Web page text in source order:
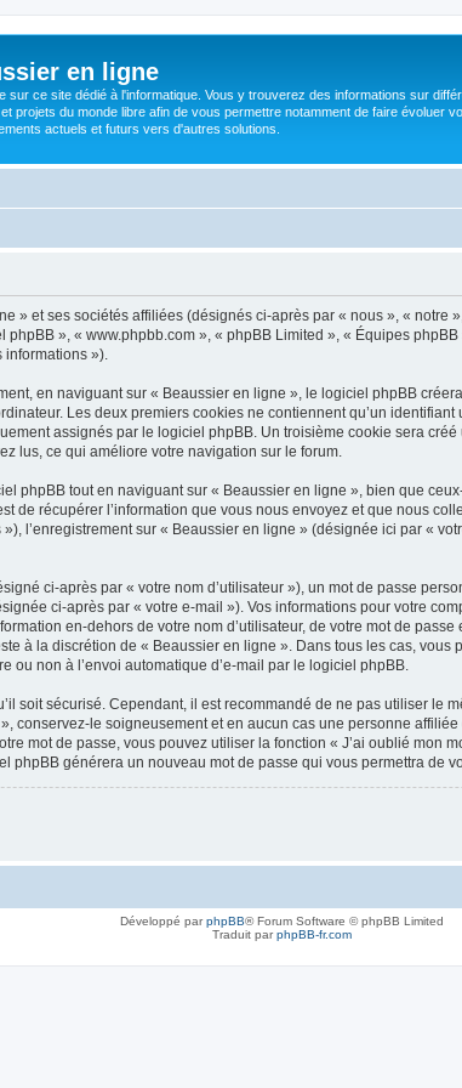
en ligne
sur ce site dédié à l'informatique. Vous y trouverez des informations sur
projets du monde libre afin de vous permettre notamment de faire évoluer
actuels et futurs vers d'autres solutions.
» et ses sociétés affiliées (désignés ci-après par « nous », « notre
», « www.phpbb.com », « phpBB Limited », « Équipes
»).
en naviguant sur « Beaussier en ligne », le logiciel phpBB
Les deux premiers cookies ne contiennent qu’un
assignés par le logiciel phpBB. Un troisième cookie sera
lus, ce qui améliore votre navigation sur le forum.
phpBB tout en naviguant sur « Beaussier en ligne », bien que
de récupérer l’information que vous nous envoyez et que nous
l’enregistrement sur « Beaussier en ligne » (désignée ici par «
ci-après par « votre nom d’utilisateur »), un mot de passe
ci-après par « votre e-mail »). Vos informations pour votre
en-dehors de votre nom d’utilisateur, de votre mot de
à la discrétion de « Beaussier en ligne ». Dans tous les cas,
non à l’envoi automatique d’e-mail par le logiciel phpBB.
soit sécurisé. Cependant, il est recommandé de ne pas utiliser le
conservez-le soigneusement et en aucun cas une personne
mot de passe, vous pouvez utiliser la fonction « J’ai oublié mon
phpBB générera un nouveau mot de passe qui vous permettra de
Développé parphpBB® Forum Software © phpBB Limited
Traduit parphpBB-fr.com